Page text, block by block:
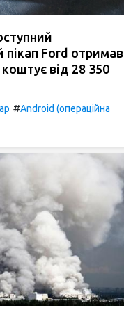
пікап Ford отримав
коштує від 28 350
#Android (операційна